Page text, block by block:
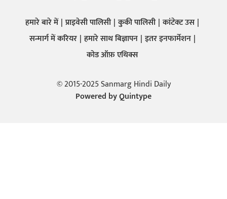
हमारे बारे में प्राइवेसी पालिसी कुकी पालिसी कांटेक्ट उस
सन्मार्ग में करियर हमारे साथ बिज्ञापन इतर इनफार्मेशन
कोड ऑफ़ एथिक्स
© 2015-2025 Sanmarg Hindi Daily
Powered byQuintype